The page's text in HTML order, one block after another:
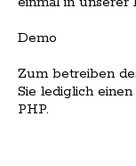
Demo
Zum betreiben
Sie lediglich
PHP.